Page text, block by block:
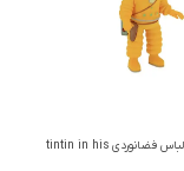
فیگور تن تن در لباس فضانوردی tintin in his